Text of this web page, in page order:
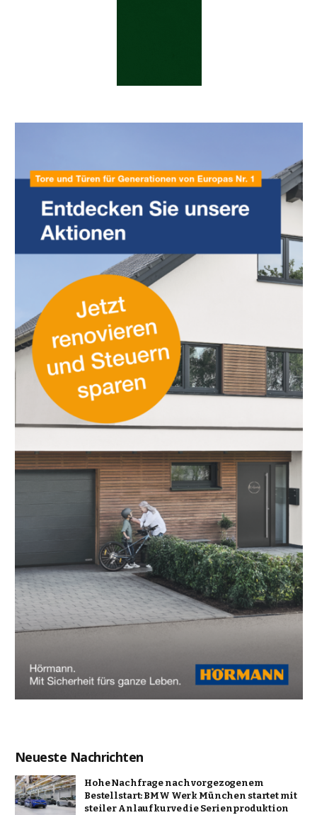
Neueste Nachrichten
Hohe Nachfrage nach vorgezogenem
Bestellstart: BMW Werk München startet mit
steiler Anlaufkurve die Serienproduktion